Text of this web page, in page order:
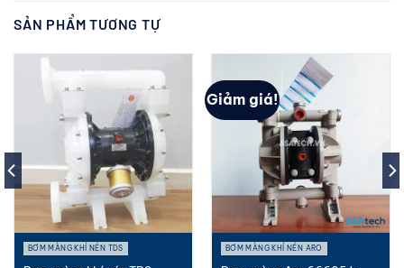
SẢN PHẨM TƯƠNG TỰ
BƠM MÀNG KHÍ NÉN TDS
Giảm giá!
BƠM MÀNG KHÍ NÉN ARO